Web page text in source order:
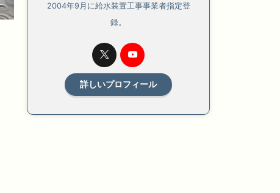
2004年9月に給水装置工事事業者指定登
録。
詳しいプロフィール